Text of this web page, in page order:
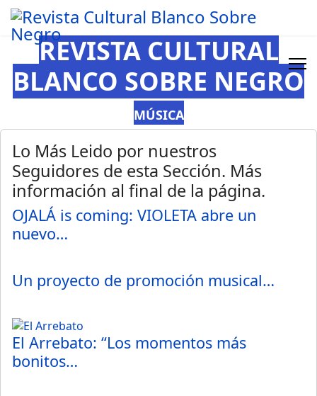
REVISTA CULTURAL
BLANCO SOBRE NEGRO
MÚSICA
Lo Más Leido por nuestros
Seguidores de esta Sección. Más
información al final de la página.
OJALÁ is coming: VIOLETA abre un
nuevo…
Un proyecto de promoción musical…
El Arrebato: “Los momentos más
bonitos…